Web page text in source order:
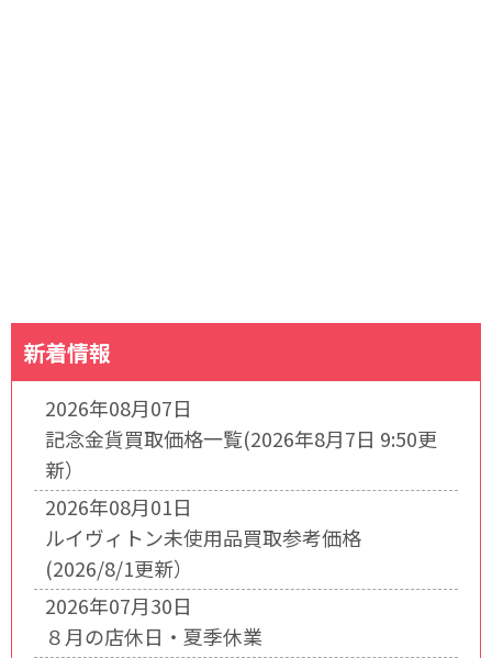
新着情報
2026年08月07日
記念金貨買取価格一覧(2026年8月7日 9:50更
新）
2026年08月01日
ルイヴィトン未使用品買取参考価格
(2026/8/1更新）
2026年07月30日
８月の店休日・夏季休業